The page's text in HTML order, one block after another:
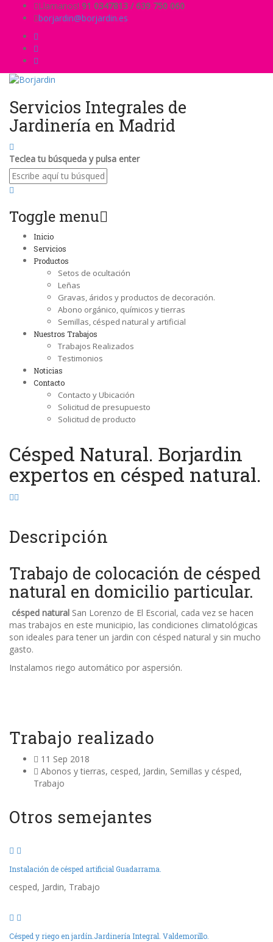
Llamanos! 91 0347813 / 639 750 060
borjardin@borjardin.es
Servicios Integrales de
Jardinería en Madrid
Teclea tu búsqueda y pulsa enter
Toggle menu
Skip
content
Inicio
Servicios
Productos
Setos de ocultación
Leñas
Gravas, áridos y productos de decoración.
Abono orgánico, químicos y tierras
Semillas, césped natural y artificial
Nuestros Trabajos
Trabajos Realizados
Testimonios
Noticias
Contacto
Contacto y Ubicación
Solicitud de presupuesto
Solicitud de producto
Césped Natural. Borjardin
expertos en césped natural.
Descripción
Trabajo de colocación de césped
natural en domicilio particular.
césped natural San Lorenzo de El Escorial, cada vez se hacen
mas trabajos en este municipio, las condiciones climatológicas
son ideales para tener un jardin con césped natural y sin mucho
gasto.
Instalamos riego automático por aspersión.
Trabajo realizado
11 Sep 2018
Abonos y tierras, cesped, Jardin, Semillas y césped,
Trabajo
Otros semejantes
Instalación de césped artificial Guadarrama.
cesped, Jardin, Trabajo
Césped y riego en jardín.Jardinería Integral. Valdemorillo.